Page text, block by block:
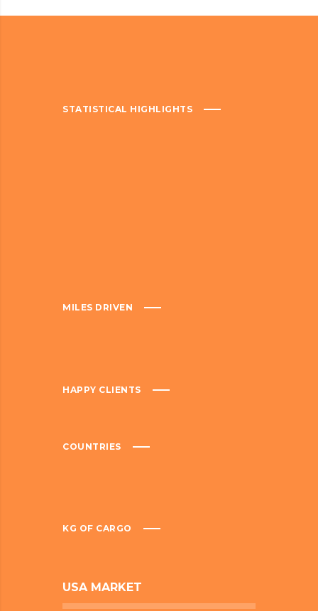
STATISTICAL HIGHLIGHTS
MILES DRIVEN
HAPPY CLIENTS
COUNTRIES
KG OF CARGO
USA MARKET